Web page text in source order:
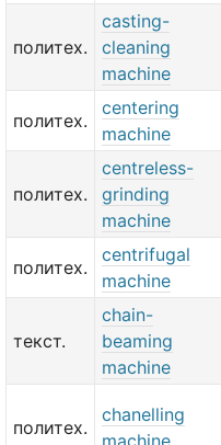
политех.
casting-
cleaning
machine
политех.
centering
machine
политех.
centreless-
grinding
machine
политех.
centrifugal
machine
текст.
chain-
beaming
machine
политех.
chanelling
machine